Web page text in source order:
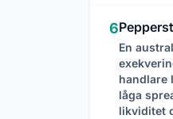
6
En
handlare
låga
likviditet